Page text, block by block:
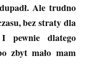
Ale trudno
bez straty dla
I pewnie dlatego
zbyt mało mam